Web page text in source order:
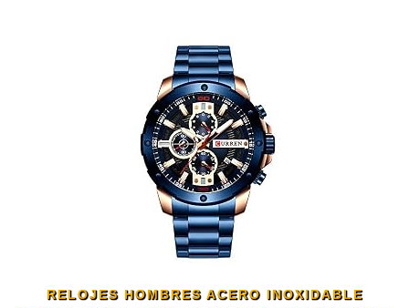
RELOJES HOMBRES ACERO INOXIDABLE